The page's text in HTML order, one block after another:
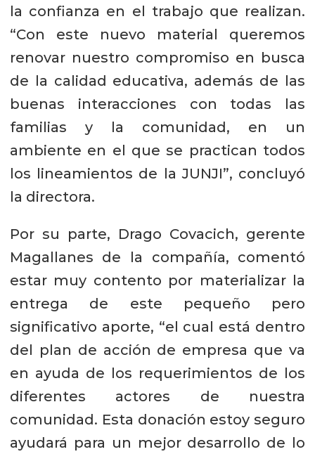
la confianza en el trabajo que realizan.
“Con este nuevo material queremos
renovar nuestro compromiso en busca
de la calidad educativa, además de las
buenas interacciones con todas las
familias y la comunidad, en un
ambiente en el que se practican todos
los lineamientos de la JUNJI”, concluyó
la directora.
Por su parte, Drago Covacich, gerente
Magallanes de la compañía, comentó
estar muy contento por materializar la
entrega de este pequeño pero
significativo aporte, “el cual está dentro
del plan de acción de empresa que va
en ayuda de los requerimientos de los
diferentes actores de nuestra
comunidad. Esta donación estoy seguro
ayudará para un mejor desarrollo de lo